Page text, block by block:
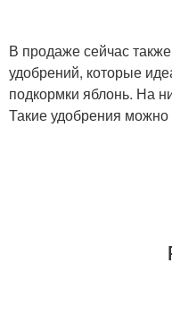
В продаже сейчас
удобрений, которые
подкормки яблонь. На
Такие удобрения можно